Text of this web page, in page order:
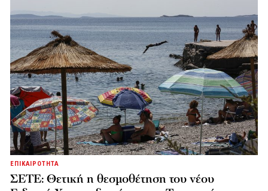
ΕΠΙΚΑΙΡΟΤΗΤΑ
ΣΕΤΕ: Θετική η θεσμοθέτηση του νέου